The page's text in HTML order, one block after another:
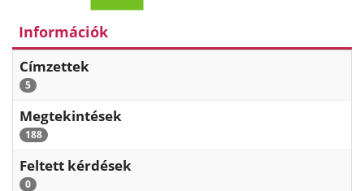
Információk
Címzettek
5
Megtekintések
188
Feltett kérdések
0